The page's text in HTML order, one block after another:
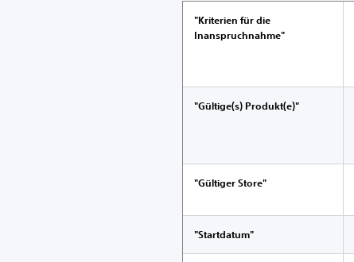
"Kriterien für die
Inanspruchnahme"
"Gültige(s) Produkt(e)"
"Gültiger Store"
"Startdatum"